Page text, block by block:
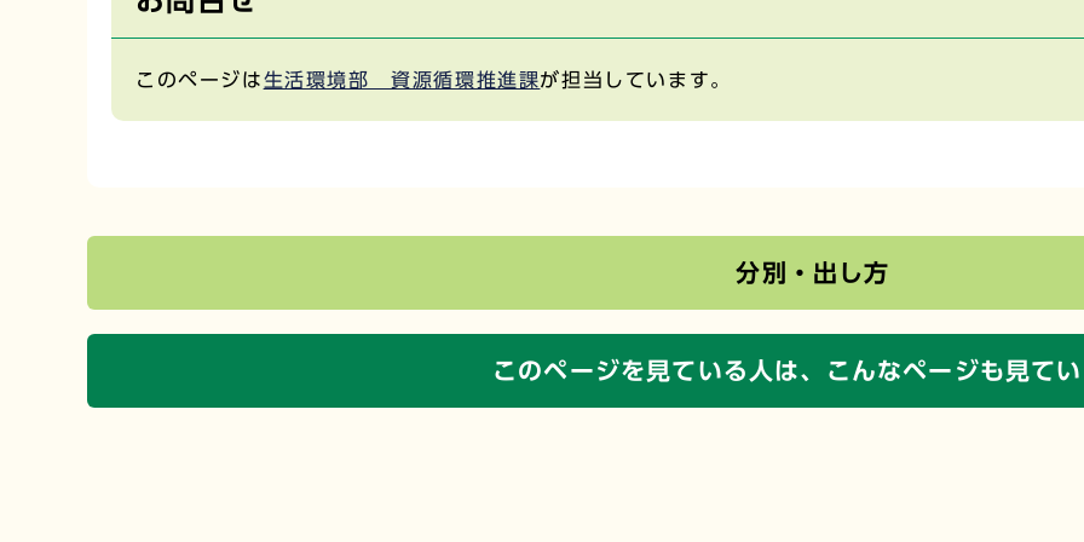
このページは生活環境部 資源循環推進課が担当しています。
分別・出し方
このページを見ている人は、 こんなページも見て